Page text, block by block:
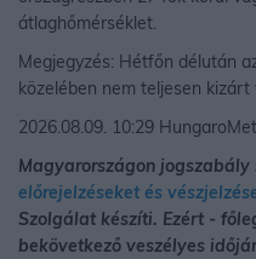
átlaghőmérséklet.
Megjegyzés: Hétfőn délután
közelében nem teljesen kizárt
2026.08.09. 10:29
Magyarországon jogszabály
előrejelzéseket és
Szolgálat készíti. Ezért -
bekövetkező veszélyes